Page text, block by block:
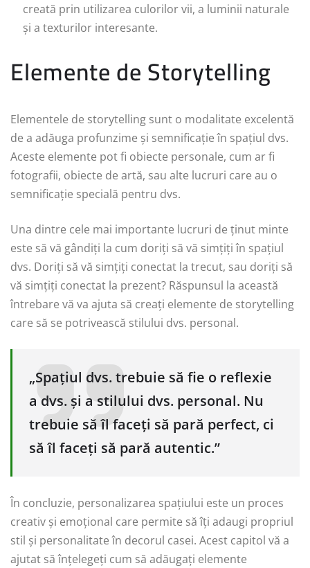
creată prin utilizarea culorilor vii, a luminii naturale
și a texturilor interesante.
Elemente de Storytelling
Elementele de storytelling sunt o modalitate excelentă
de a adăuga profunzime și semnificație în spațiul dvs.
Aceste elemente pot fi obiecte personale, cum ar fi
fotografii, obiecte de artă, sau alte lucruri care au o
semnificație specială pentru dvs.
Una dintre cele mai importante lucruri de ținut minte
este să vă gândiți la cum doriți să vă simțiți în spațiul
dvs. Doriți să vă simțiți conectat la trecut, sau doriți să
vă simțiți conectat la prezent? Răspunsul la această
întrebare vă va ajuta să creați elemente de storytelling
care să se potrivească stilului dvs. personal.
„Spațiul dvs. trebuie să fie o reflexie
a dvs. și a stilului dvs. personal. Nu
trebuie să îl faceți să pară perfect, ci
să îl faceți să pară autentic.”
În concluzie, personalizarea spațiului este un proces
creativ și emoțional care permite să îți adaugi propriul
stil și personalitate în decorul casei. Acest capitol vă a
ajutat să înțelegeți cum să adăugați elemente